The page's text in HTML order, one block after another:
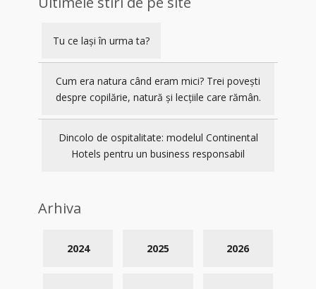
Tu ce lași în urma ta?
Cum era natura când eram mici? Trei povești
despre copilărie, natură și lecțiile care rămân.
Dincolo de ospitalitate: modelul Continental
Hotels pentru un business responsabil
Arhiva
2026
2025
2024